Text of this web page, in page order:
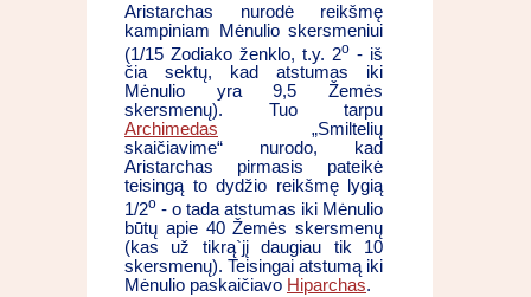
Aristarchas nurodė reikšmę
kampiniam Mėnulio skersmeniui
(1/15 Zodiako ženklo, t.y. 2o - iš
čia sektų, kad atstumas iki
Mėnulio yra 9,5 Žemės
skersmenų). Tuo tarpu
Archimedas „Smiltelių
skaičiavime“ nurodo, kad
Aristarchas pirmasis pateikė
teisingą to dydžio reikšmę lygią
1/2o - o tada atstumas iki Mėnulio
būtų apie 40 Žemės skersmenų
(kas už tikrą`jį daugiau tik 10
skersmenų). Teisingai atstumą iki
Mėnulio paskaičiavo Hiparchas.